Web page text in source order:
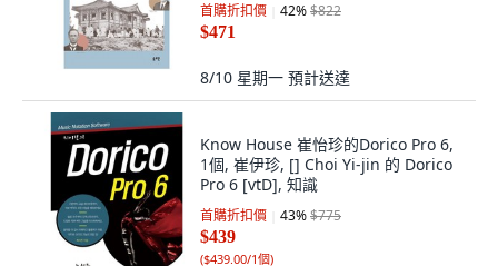
首購折扣價 42%$822
$471
8/10 星期一 預計送達
Know House 崔怡珍的Dorico Pro 6,
1個, 崔伊珍, [] Choi Yi-jin 的 Dorico
Pro 6 [vtD], 知識
首購折扣價 43%$775
$439
($439.00/1個)